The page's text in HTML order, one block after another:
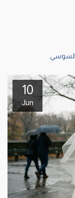
السوسي
10
Jun